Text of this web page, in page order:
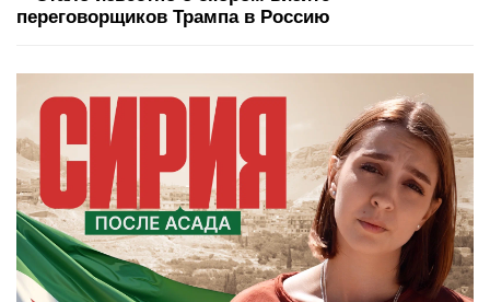
переговорщиков Трампа в Россию